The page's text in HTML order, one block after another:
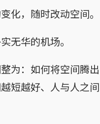
化，随时改动空间。
无华的机场。
为：如何将空间腾出
短越好、人与人之间